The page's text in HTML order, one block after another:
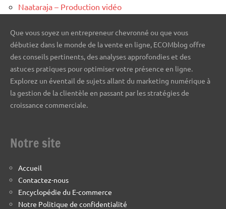
Naataraja – Production vidéo
Que vous soyez un entrepreneur chevronné ou que vous
débutiez dans le monde de la vente en ligne, ECOMblog offre
des conseils pertinents, des analyses approfondies et des
astuces pratiques pour optimiser votre présence en ligne.
Explorez un éventail de sujets allant du marketing numérique à
la gestion de la clientèle en passant par les stratégies de
croissance commerciale.
Notre site
Accueil
Contactez-nous
Encyclopédie du E-commerce
Notre Politique de confidentialité